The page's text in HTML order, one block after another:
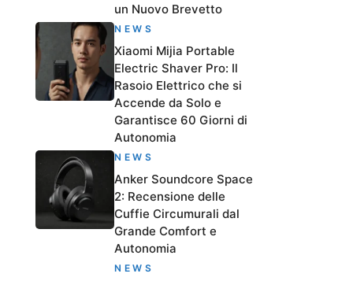
un Nuovo Brevetto
NEWS
Xiaomi Mijia Portable
Electric Shaver Pro: Il
Rasoio Elettrico che si
Accende da Solo e
Garantisce 60 Giorni di
Autonomia
NEWS
Anker Soundcore Space
2: Recensione delle
Cuffie Circumurali dal
Grande Comfort e
Autonomia
NEWS